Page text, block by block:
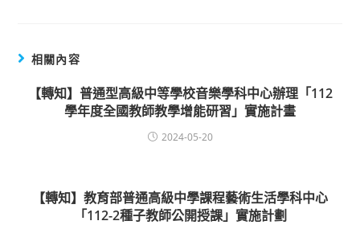
相關內容
【轉知】普通型高級中等學校音樂學科中心辦理「112
學年度全國教師教學增能研習」實施計畫
2024-05-20
【轉知】教育部普通高級中學課程藝術生活學科中心
「112-2種子教師公開授課」實施計劃